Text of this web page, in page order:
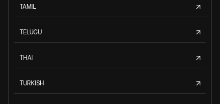
TAMIL
TELUGU
THAI
TURKISH